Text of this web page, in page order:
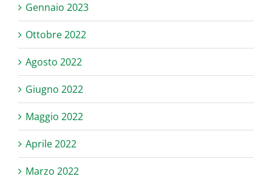
Gennaio 2023
Ottobre 2022
Agosto 2022
Giugno 2022
Maggio 2022
Aprile 2022
Marzo 2022